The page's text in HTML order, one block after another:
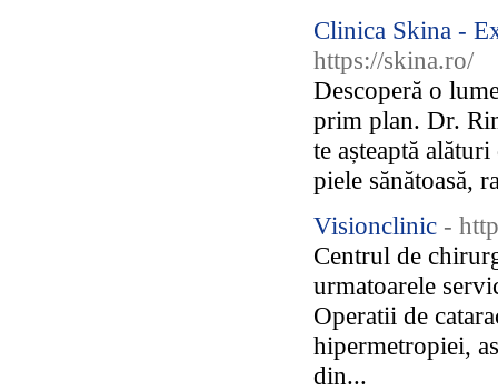
Clinica Skina -
https://skina.ro/
Descoperă o
prim plan. Dr.
te așteaptă
piele sănătoasă,
Visionclinic -
Centrul de
urmatoarele
Operatii de
hipermetropiei,
din...